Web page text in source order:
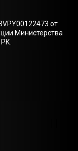
от
Министерства